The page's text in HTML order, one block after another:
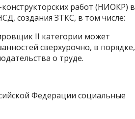
работ (НИОКР) в
создания ЗТКС, в том числе:
II категории может
сверхурочно, в порядке,
о труде.
Федерации социальные